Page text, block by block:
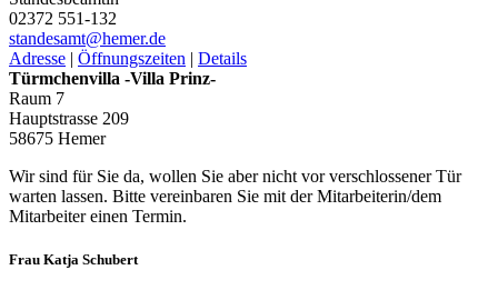
02372 551-132
standesamt@­hemer.de
Adresse | Öffnungszeiten | Details
Türmchenvilla -Villa Prinz-
Raum 7
Hauptstrasse 209
58675 Hemer
Wir sind für Sie da, wollen Sie aber nicht vor verschlossener Tür
warten lassen. Bitte vereinbaren Sie mit der Mitarbeiterin/dem
Mitarbeiter einen Termin.
Frau Katja Schubert